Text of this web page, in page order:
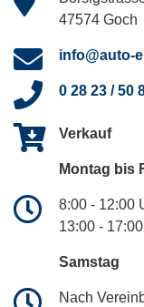
47574 Goch
info@auto-
0 28 23 / 50
Verkauf
Montag bis
8:00 - 12:00
13:00 -
Samstag
Nach